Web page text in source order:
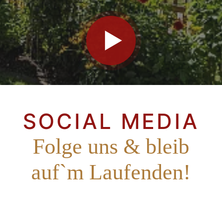
SOCIAL MEDIA
Folge uns & bleib
auf`m Laufenden!